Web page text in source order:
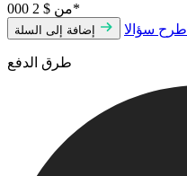
من$ 2 000*
اطرح سؤالا
طرق الدفع